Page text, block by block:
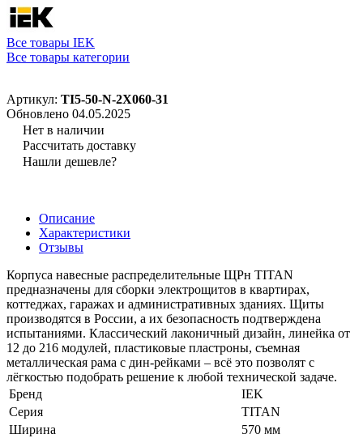
Все товары IEK
Все товары категории
Артикул: TI5-50-N-2X060-31
Обновлено 04.05.2025
Нет в наличии
Рассчитать доставку
Нашли дешевле?
Описание
Характеристики
Отзывы
Корпуса навесные распределительные ЩРн TITAN
предназначены для сборки электрощитов в квартирах,
коттеджах, гаражах и административных зданиях. Щиты
производятся в России, а их безопасность подтверждена
испытаниями. Классический лаконичный дизайн, линейка от
12 до 216 модулей, пластиковые пластроны, съемная
металлическая рама с дин-рейками – всё это позволят с
лёгкостью подобрать решение к любой технической задаче.
Бренд
IEK
Серия
TITAN
Ширина
570 мм